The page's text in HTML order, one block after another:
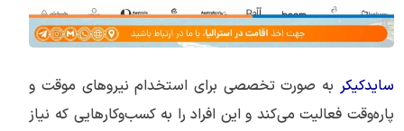
سایدکیکر به صورت تخصصی برای استخدام نیروهای موقت و
پاره‌وقت فعالیت می‌کند و این افراد را به کسب‌وکارهایی که نیاز